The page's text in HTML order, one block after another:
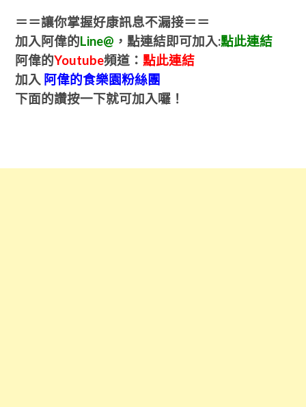
＝＝讓你掌握好康訊息不漏接＝＝
加入阿偉的Line@ ，點連結即可加入:點此連結
阿偉的Youtube頻道： 點此連結
加入阿偉的食樂園粉絲團
下面的讚按一下就可加入囉！